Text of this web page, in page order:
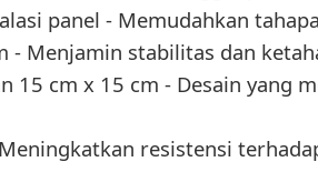
panel - Memudahkan
- Menjamin stabilitas dan
15 cm x 15 cm - Desain yang
resistensi